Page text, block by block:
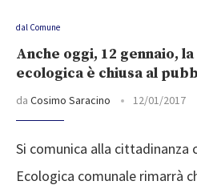
dal Comune
Anche oggi, 12 gennaio,
ecologica è chiusa al
da Cosimo Saracino 12/01/2017
Si comunica alla cittadinanza
Ecologica comunale rimarrà